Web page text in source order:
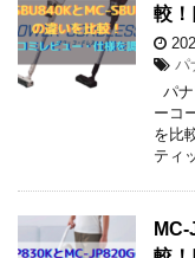
較
パ
パ
ーコ
を比
ティ